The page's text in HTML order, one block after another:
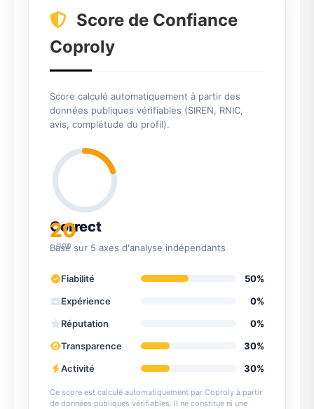
Score de Confiance
Coproly
Score calculé automatiquement à partir des
données publiques vérifiables (SIREN, RNIC,
avis, complétude du profil).
20
/100
Correct
Basé sur 5 axes d'analyse indépendants
Fiabilité
50%
Expérience
0%
Réputation
0%
Transparence
30%
Activité
30%
Ce score est calculé automatiquement par Coproly à partir
de données publiques vérifiables. Il ne constitue ni une